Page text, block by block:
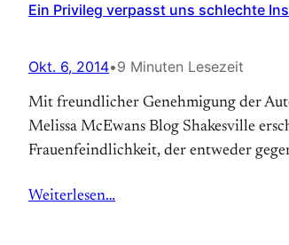
Ein Privileg verpasst uns schlechte
Okt. 6, 2014•9 Minuten Lesezeit
Mit freundlicher Genehmigung der
Melissa McEwans Blog Shakesville
Frauenfeindlichkeit, der entweder
Weiterlesen…